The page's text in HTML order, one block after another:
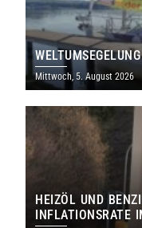
Mittwoch, 5. August 2026
HEIZÖL UND
INFLATIONSRATE